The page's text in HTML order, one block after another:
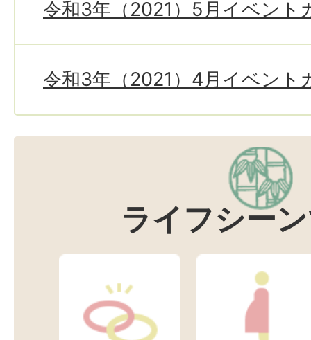
令和3年（2021）5月イベント
令和3年（2021）4月イベント
ライフシー